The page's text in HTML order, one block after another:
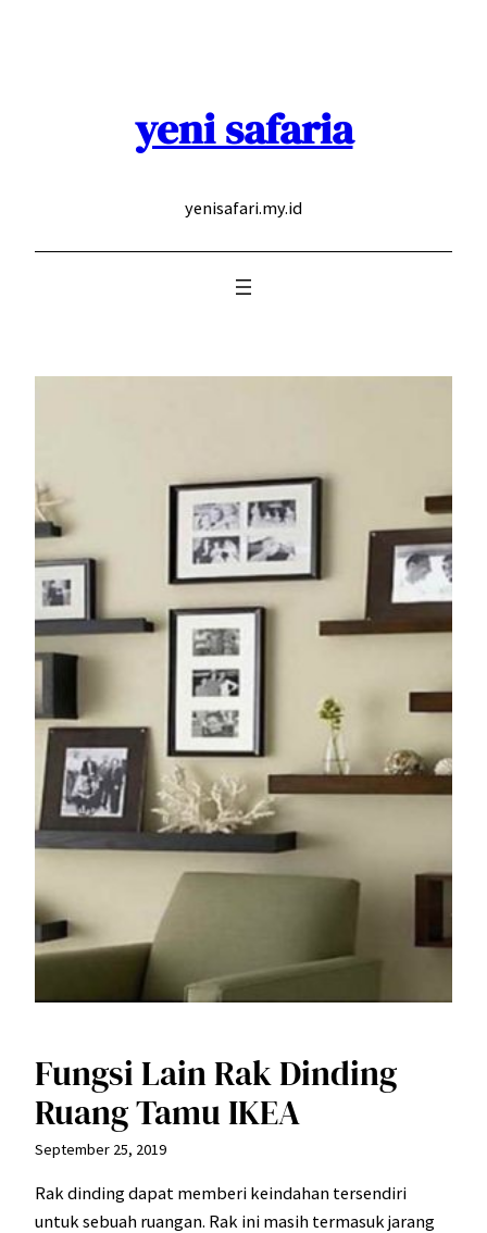
yeni safaria
yenisafari.my.id
Fungsi Lain Rak Dinding
Ruang Tamu IKEA
September 25, 2019
Rak dinding dapat memberi keindahan tersendiri
untuk sebuah ruangan. Rak ini masih termasuk jarang